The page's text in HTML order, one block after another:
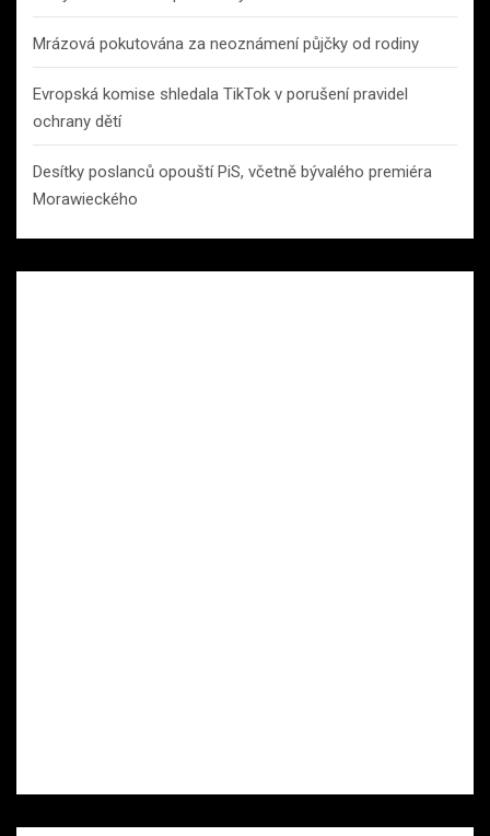
Mrázová pokutována za neoznámení půjčky od rodiny
Evropská komise shledala TikTok v porušení pravidel
ochrany dětí
Desítky poslanců opouští PiS, včetně bývalého premiéra
Morawieckého